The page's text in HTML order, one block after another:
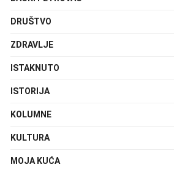
DRUŠTVO
ZDRAVLJE
ISTAKNUTO
ISTORIJA
KOLUMNE
KULTURA
MOJA KUĆA